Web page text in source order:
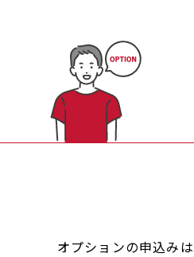
オプションの申込み